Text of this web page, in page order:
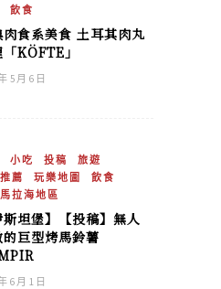
飲食
肉食系美食 土耳其肉丸
KÖFTE」
5 月 6 日
小吃 投稿
旅遊
薦
玩樂地圖
飲食
拉海地區
斯坦堡】【投稿】無人
的巨型烤馬鈴薯
6 月 1 日